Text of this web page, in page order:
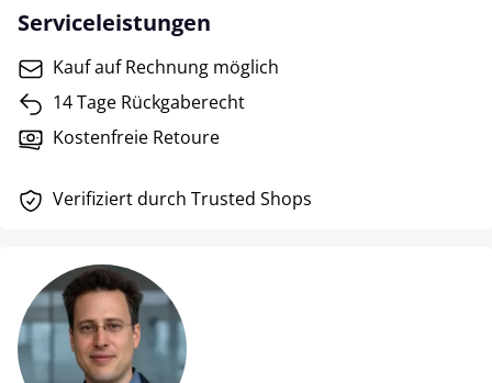
Serviceleistungen
Kauf auf Rechnung möglich
14 Tage Rückgaberecht
Kostenfreie Retoure
Verifiziert durch Trusted Shops